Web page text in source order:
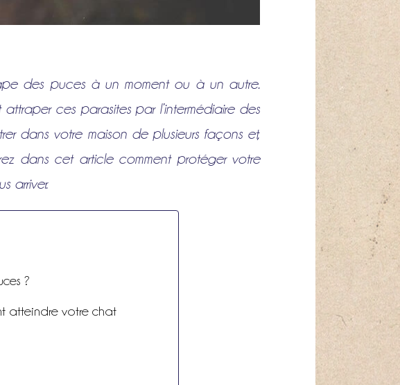
des puces à un moment ou à un autre.
ces parasites par l’intermédiaire des
dans votre maison de plusieurs façons et,
dans cet article comment protéger votre
arriver.
?
atteindre votre chat